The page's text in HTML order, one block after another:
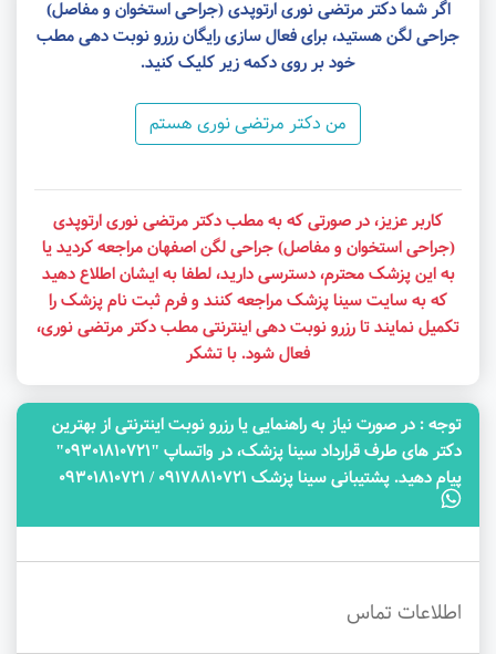
اگر شما دکتر مرتضی نوری ارتوپدی (جراحی استخوان و مفاصل)
جراحی لگن هستید، برای فعال سازی رایگان رزرو نوبت دهی مطب
خود بر روی دکمه زیر کلیک کنید.
من دکتر مرتضی نوری هستم
کاربر عزیز، در صورتی که به مطب دکتر مرتضی نوری ارتوپدی
(جراحی استخوان و مفاصل) جراحی لگن اصفهان مراجعه کردید یا
به این پزشک محترم، دسترسی دارید، لطفا به ایشان اطلاع دهید
که به سایت سینا پزشک مراجعه کنند و فرم ثبت نام پزشک را
تکمیل نمایند تا رزرو نوبت دهی اینترنتی مطب دکتر مرتضی نوری،
فعال شود. با تشکر
توجه‌ : در صورت نیاز به راهنمایی یا رزرو نوبت اینترنتی از بهترین
دکتر های طرف قرارداد سینا پزشک، در واتساپ "09301810721"
پیام دهید. پشتیبانی سینا پزشک 09178810721 / 09301810721
اطلاعات تماس